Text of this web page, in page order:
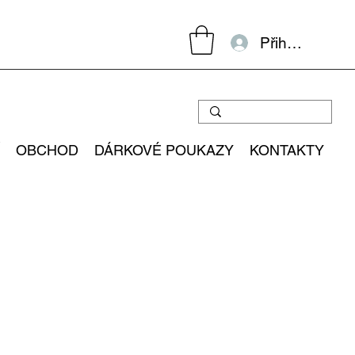
Přihlásit se
OBCHOD DÁRKOVÉ POUKAZY KONTAKTY